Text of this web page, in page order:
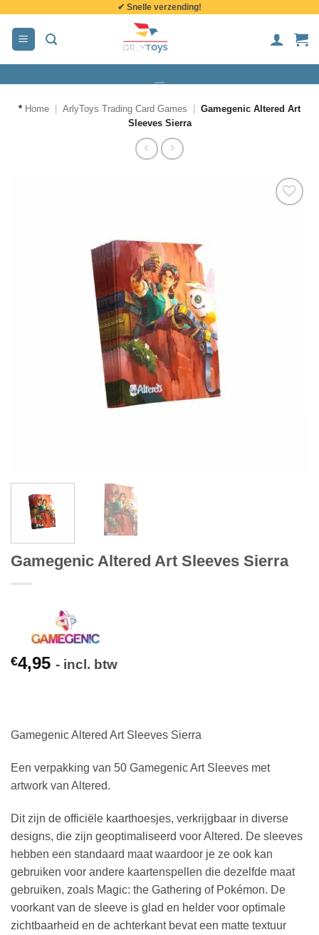
inhoud
✔ Snelle verzending!
* Home ArlyToys Trading Card Games
Gamegenic Altered Art
Sleeves Sierra
Gamegenic Altered Art Sleeves Sierra
€4,95 - incl. btw
Gamegenic Altered Art Sleeves Sierra
Een verpakking van 50 Gamegenic Art Sleeves met
artwork van Altered.
Dit zijn de officiële kaarthoesjes, verkrijgbaar in diverse
designs, die zijn geoptimaliseerd voor Altered. De sleeves
hebben een standaard maat waardoor je ze ook kan
gebruiken voor andere kaartenspellen die dezelfde maat
gebruiken, zoals Magic: the Gathering of Pokémon. De
voorkant van de sleeve is glad en helder voor optimale
zichtbaarheid en de achterkant bevat een matte textuur